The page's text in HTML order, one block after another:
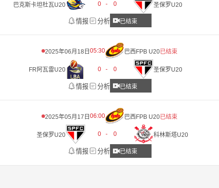
巴克斯卡坦杜瓦U20 0 - 0 圣保罗U20
情报 分析 已结束
2025年06月18日05:30 巴西FPB U20已结束
FR阿瓦雷U20 0 - 0 圣保罗U20
情报 分析 已结束
2025年05月17日06:00 巴西FPB U20已结束
圣保罗U20 0 - 0 科林斯塔U20
情报 分析 已结束